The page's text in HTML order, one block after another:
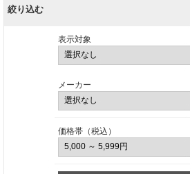
絞り込む
表示対象
メーカー
価格帯（税込）